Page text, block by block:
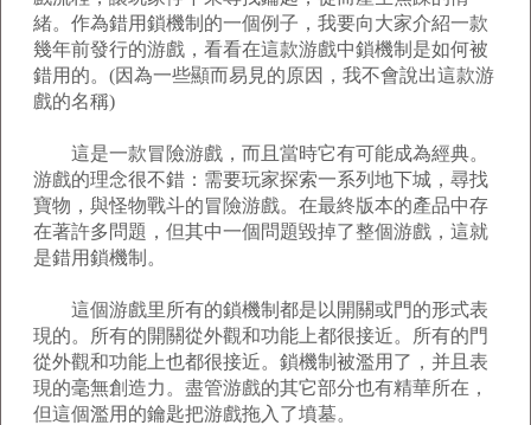
緒。作為錯用鎖機制的一個例子，我要向大家介紹一款
幾年前發行的游戲，看看在這款游戲中鎖機制是如何被
錯用的。(因為一些顯而易見的原因，我不會說出這款游
戲的名稱)
這是一款冒險游戲，而且當時它有可能成為經典。
游戲的理念很不錯：需要玩家探索一系列地下城，尋找
寶物，與怪物戰斗的冒險游戲。在最終版本的產品中存
在著許多問題，但其中一個問題毀掉了整個游戲，這就
是錯用鎖機制。
這個游戲里所有的鎖機制都是以開關或門的形式表
現的。所有的開關從外觀和功能上都很接近。所有的門
從外觀和功能上也都很接近。鎖機制被濫用了，并且表
現的毫無創造力。盡管游戲的其它部分也有精華所在，
但這個濫用的鑰匙把游戲拖入了墳墓。